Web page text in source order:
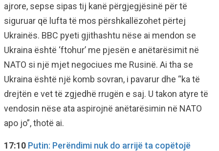
ajrore, sepse sipas tij kanë përgjegjësinë për të
siguruar që lufta të mos përshkallëzohet përtej
Ukrainës. BBC pyeti gjithashtu nëse ai mendon se
Ukraina është ‘ftohur’ me pjesën e anëtarësimit në
NATO si një mjet negociues me Rusinë. Ai tha se
Ukraina është një komb sovran, i pavarur dhe “ka të
drejtën e vet të zgjedhë rrugën e saj. U takon atyre të
vendosin nëse ata aspirojnë anëtarësimin në NATO
apo jo”, thotë ai.
17:10 Putin: Perëndimi nuk do arrijë ta copëtojë